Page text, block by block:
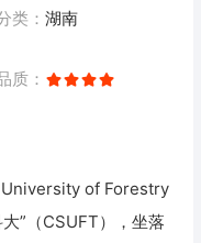
类： 湖南
质：
of Forestry
”（CSUFT），坐落